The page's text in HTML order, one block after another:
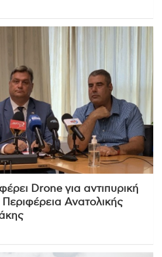
Drone για αντιπυρική
Ανατολικής